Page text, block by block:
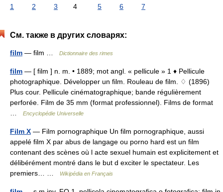
1 2 3 4 5 6 7
См. также в других словарях:
film — film … Dictionnaire des rimes
film — [ film ] n. m. • 1889; mot angl. « pellicule » 1 ♦ Pellicule
photographique. Développer un film. Rouleau de film. ♢ (1896)
Plus cour. Pellicule cinématographique; bande régulièrement
perforée. Film de 35 mm (format professionnel). Films de format
Encyclopédie Universelle
Film X — Film pornographique Un film pornographique, aussi
appelé film X par abus de langage ou porno hard est un film
contenant des scènes où l acte sexuel humain est explicitement et
délibérément montré dans le but d exciter le spectateur. Les
premiers… …
Wikipédia en Français